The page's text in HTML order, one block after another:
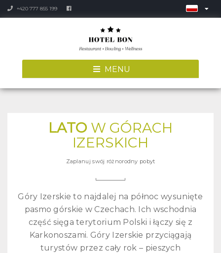
+420 777 855 199
MENU
LATO W GÓRACH
IZERSKICH
Zaplanuj swój różnorodny pobyt
Góry Izerskie to najdalej na północ wysunięte
pasmo górskie w Czechach. Ich wschodnia
część sięga terytorium Polski i łączy się z
Karkonoszami. Góry Izerskie przyciągają
turystów przez cały rok – pieszych